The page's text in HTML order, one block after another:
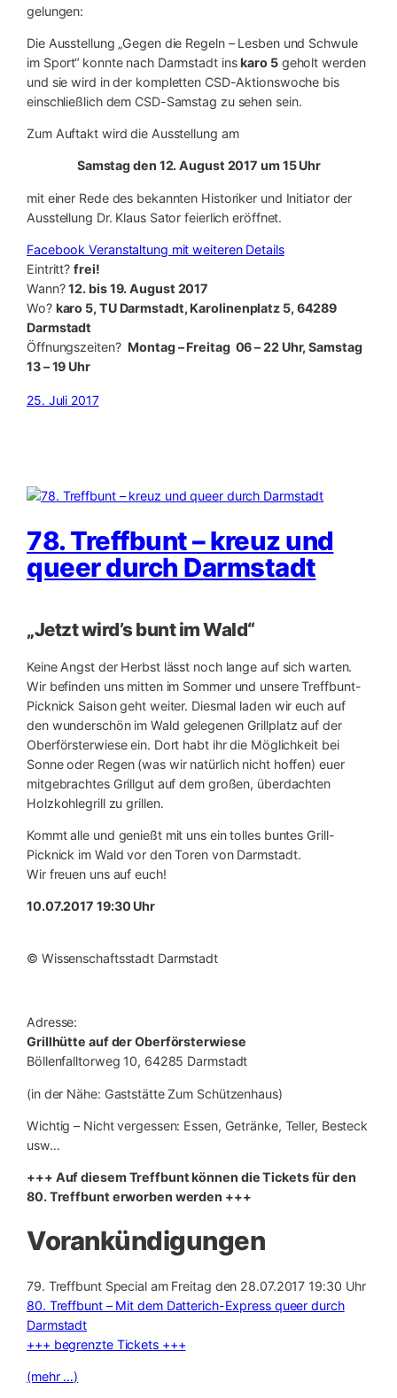
gelungen:
Die Ausstellung „Gegen die Regeln – Lesben und Schwule
im Sport“ konnte nach Darmstadt inskaro 5geholt werden
und sie wird in der kompletten CSD-Aktionswoche bis
einschließlich dem CSD-Samstag zu sehen sein.
Zum Auftakt wird die Ausstellung am
Samstag den 12. August 2017 um 15 Uhr
mit einer Rede des bekannten Historiker und Initiator der
Ausstellung Dr. Klaus Sator feierlich eröffnet.
Facebook Veranstaltung mit weiteren Details
Eintritt? frei!
Wann?12. bis 19. August 2017
Wo? karo 5, TU Darmstadt, Karolinenplatz 5, 64289
Darmstadt
Öffnungszeiten? Montag – Freitag 06 – 22 Uhr, Samstag
13 – 19 Uhr
25. Juli 2017
78. Treffbunt – kreuz und
queer durch Darmstadt
„Jetzt wird’s bunt im Wald“
Keine Angst der Herbst lässt noch lange auf sich warten.
Wir befinden uns mitten im Sommer und unsere Treffbunt-
Picknick Saison geht weiter. Diesmal laden wir euch auf
den wunderschön im Wald gelegenen Grillplatz auf der
Oberförsterwiese ein. Dort habt ihr die Möglichkeit bei
Sonne oder Regen (was wir natürlich nicht hoffen) euer
mitgebrachtes Grillgut auf dem großen, überdachten
Holzkohlegrill zu grillen.
Kommt alle und genießt mit uns ein tolles buntes Grill-
Picknick im Wald vor den Toren von Darmstadt.
Wir freuen uns auf euch!
10.07.2017 19:30 Uhr
© Wissenschaftsstadt Darmstadt
Adresse:
Grillhütte auf der Oberförsterwiese
Böllenfalltorweg 10, 64285 Darmstadt
(in der Nähe: Gaststätte Zum Schützenhaus)
Wichtig – Nicht vergessen: Essen, Getränke, Teller, Besteck
usw…
+++ Auf diesem Treffbunt können die Tickets für den
80. Treffbunt erworben werden +++
Vorankündigungen
79. Treffbunt Special am Freitag den 28.07.2017 19:30 Uhr
80. Treffbunt – Mit dem Datterich-Express queer durch
Darmstadt
+++ begrenzte Tickets +++
(mehr …)